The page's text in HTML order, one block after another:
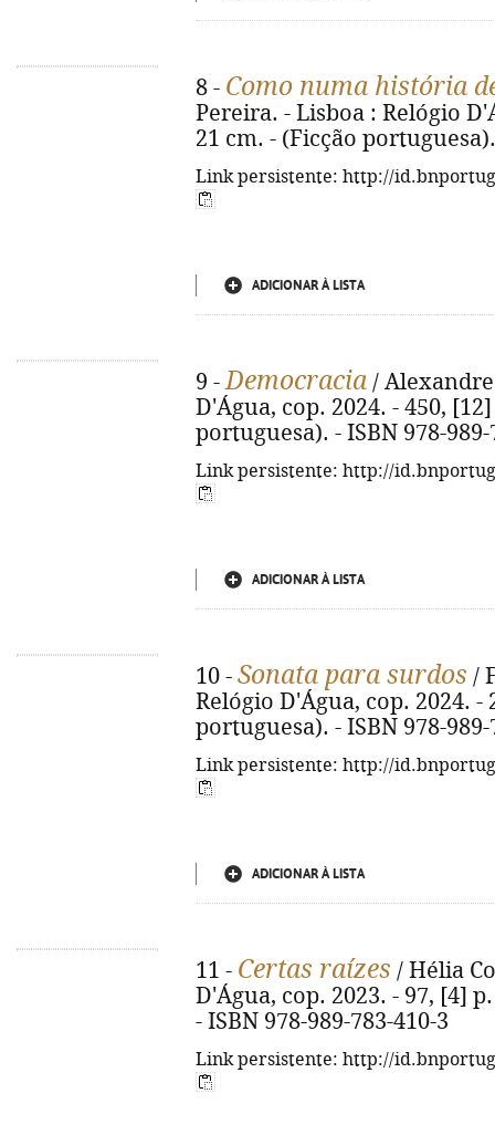
8 - Como numa história
Pereira. - Lisboa : Relógio
21 cm. - (Ficção
Link persistente: http://
ADICIONAR À LISTA
9 -Democracia /
D'Água, cop. 2024. - 450,
portuguesa). - ISBN 978-989-
Link persistente: http://
ADICIONAR À LISTA
10 - Sonata para surdos /
Relógio D'Água, cop. 2024. -
portuguesa). - ISBN 978-989-
Link persistente: http://
ADICIONAR À LISTA
11 - Certas raízes / Hélia
D'Água, cop. 2023. - 97, [4]
- ISBN 978-989-783-410-3
Link persistente: http://